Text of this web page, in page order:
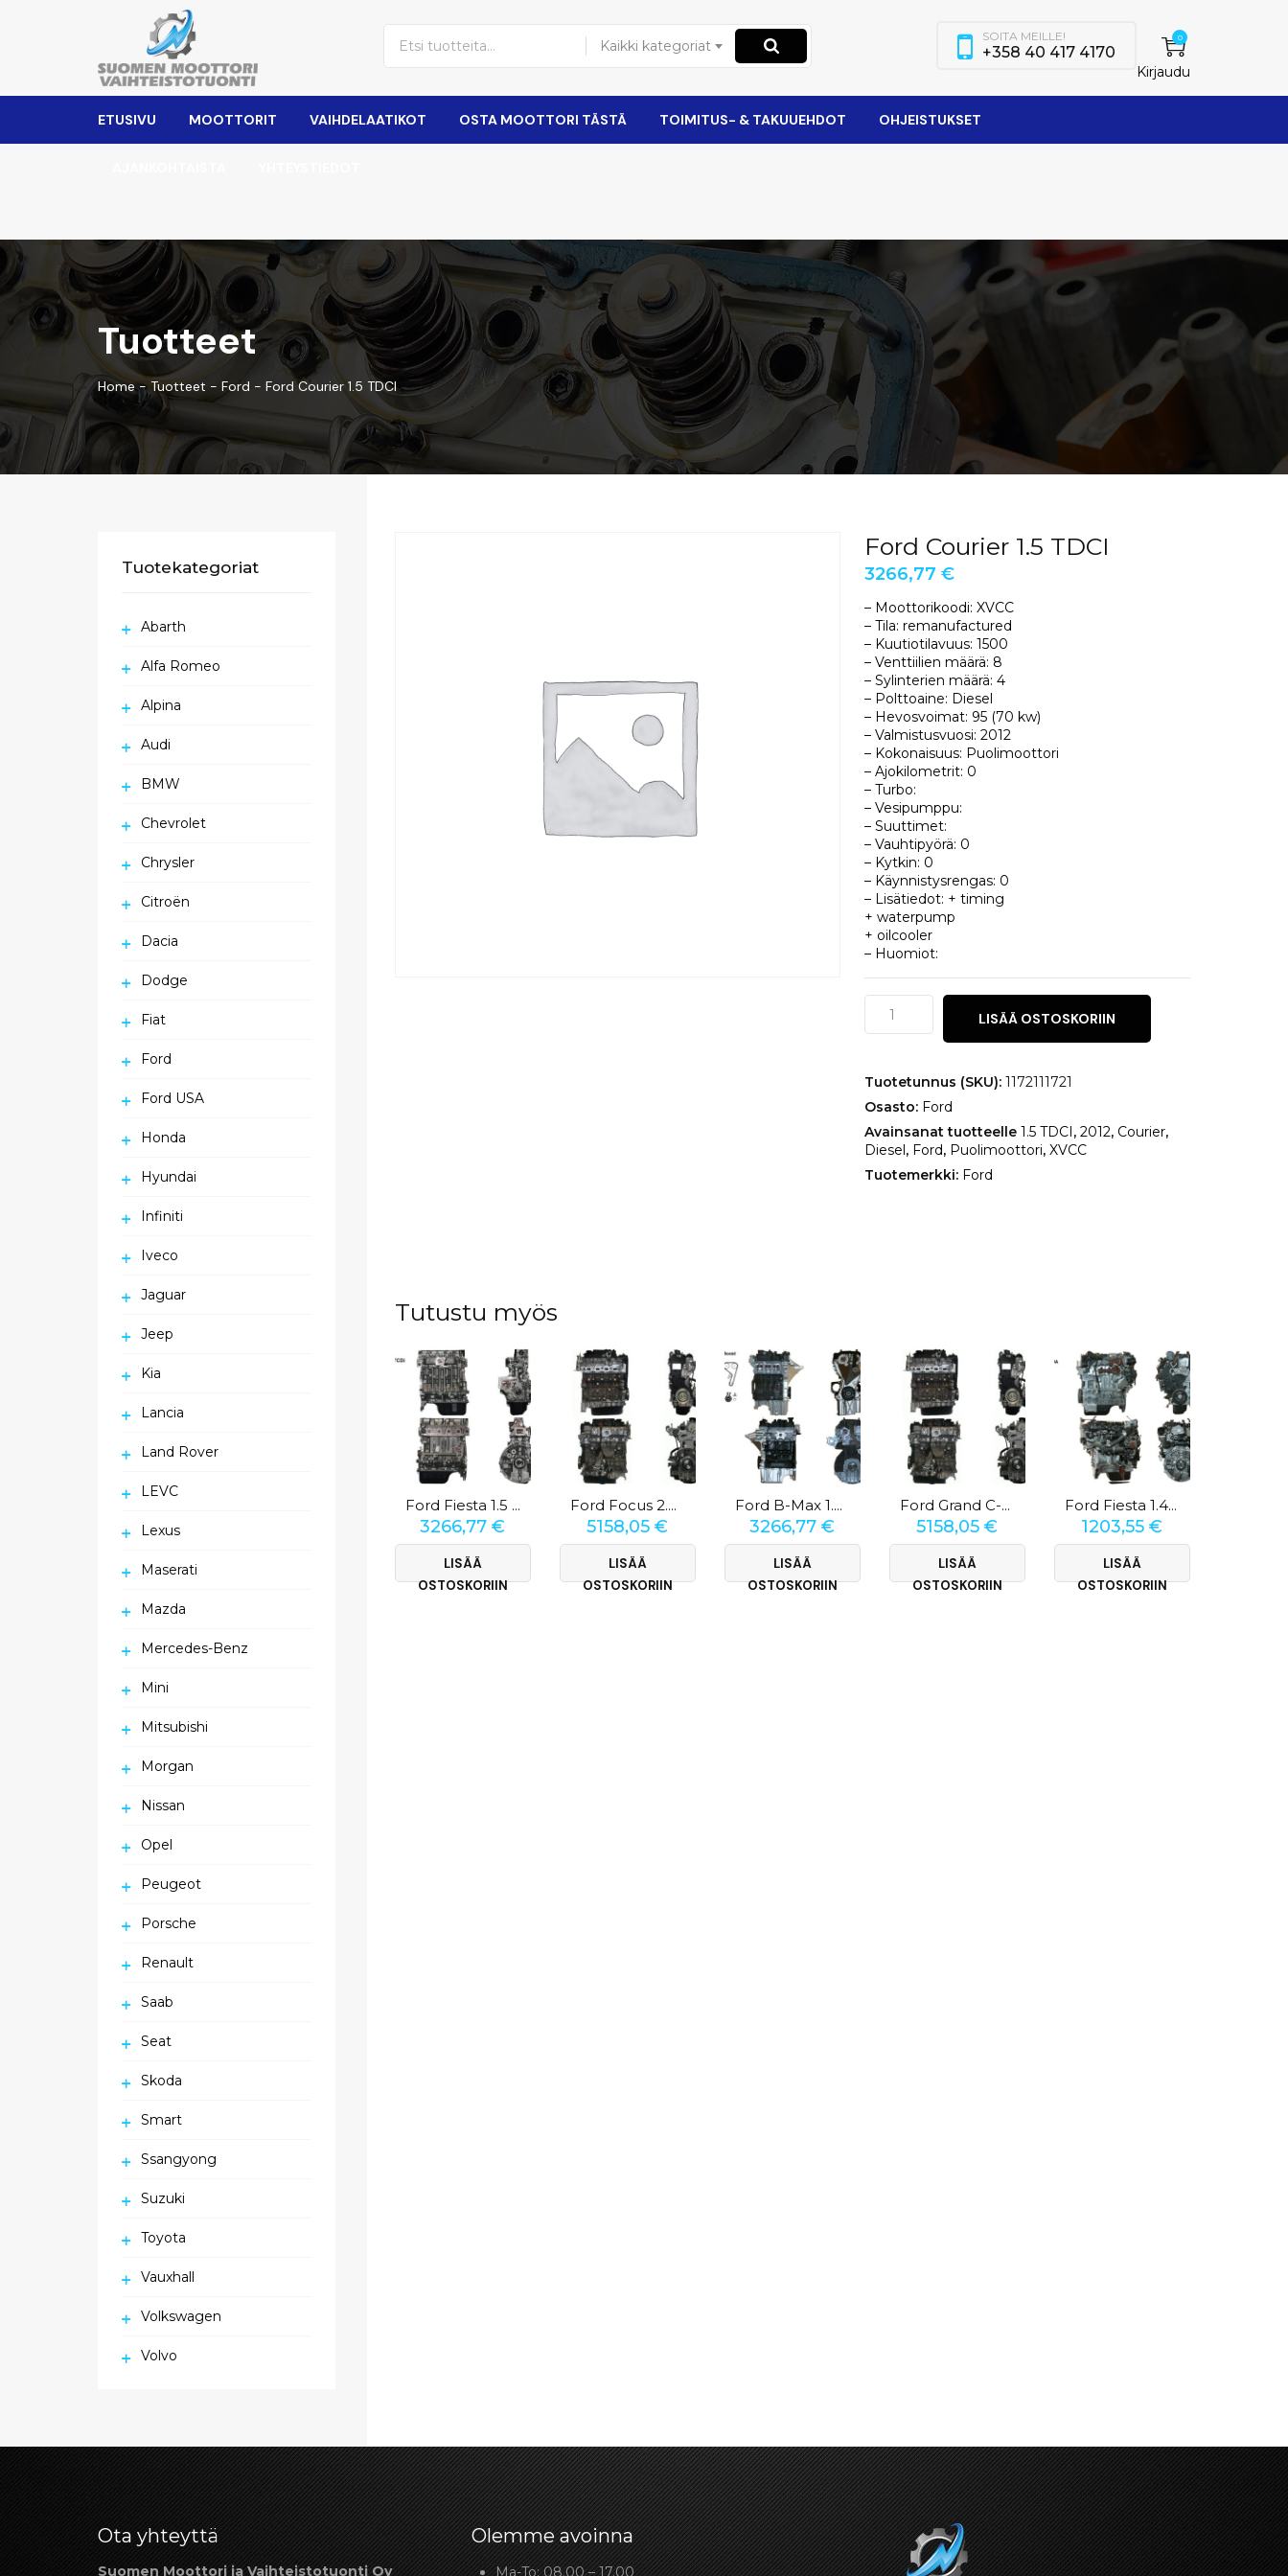
Kaikki kategoriat 0
Kirjaudu
SOITA MEILLE!
+358 40 417 4170
ETUSIVU MOOTTORIT VAIHDELAATIKOT OSTA MOOTTORI TÄSTÄ TOIMITUS- & TAKUUEHDOT OHJEISTUKSET
Tuotteet
Home-Tuotteet - Ford - Ford Courier 1.5 TDCI
Ford Courier 1.5 TDCI
3266,77 €
– Moottorikoodi: XVCC
– Tila: remanufactured
– Kuutiotilavuus: 1500
– Venttiilien määrä: 8
– Sylinterien määrä: 4
– Polttoaine: Diesel
– Hevosvoimat: 95 (70 kw)
– Valmistusvuosi: 2012
– Kokonaisuus: Puolimoottori
– Ajokilometrit: 0
– Turbo:
– Vesipumppu:
– Suuttimet:
– Vauhtipyörä: 0
– Kytkin: 0
– Käynnistysrengas: 0
– Lisätiedot: + timing
+ waterpump
+ oilcooler
– Huomiot:
Ford
Courier
1.5
määrä
LISÄÄ OSTOSKORIIN
Tuotetunnus (SKU): 1172111721
Osasto: Ford
Avainsanat tuotteelle 1.5 TDCI, 2012, Courier,
Diesel, Ford, Puolimoottori, XVCC
Tuotemerkki: Ford
Tutustu myös
Ford Fiesta 1.5 TDCI
3266,77€
LISÄÄ
OSTOSKORIIN
Ford Focus 2.0 TDCi
5158,05€
LISÄÄ
OSTOSKORIIN
Ford B-Max 1.0 EcoBoost
3266,77€
LISÄÄ
OSTOSKORIIN
Ford Grand C-Max 2.0 TDCi
5158,05€
LISÄÄ
OSTOSKORIIN
Ford Fiesta 1.4 TDCi
1203,55€
LISÄÄ
OSTOSKORIIN
Tuotekategoriat
Abarth
Alfa Romeo
Alpina
Audi
BMW
Chevrolet
Chrysler
Citroën
Dacia
Dodge
Fiat
Ford
Ford USA
Honda
Hyundai
Infiniti
Iveco
Jaguar
Jeep
Kia
Lancia
Land Rover
LEVC
Lexus
Maserati
Mazda
Mercedes-Benz
Mini
Mitsubishi
Morgan
Nissan
Opel
Peugeot
Porsche
Renault
Saab
Seat
Skoda
Smart
Ssangyong
Suzuki
Toyota
Vauxhall
Volkswagen
Volvo
Ota yhteyttä
Suomen Moottori ja Vaihteistotuonti Oy
Olemme avoinna
Ma-To: 08.00 – 17.00